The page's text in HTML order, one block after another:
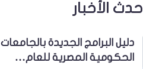
أحدث الأخبار
دليل البرامج الجديدة بالجامعات
الحكومية المصرية للعام…